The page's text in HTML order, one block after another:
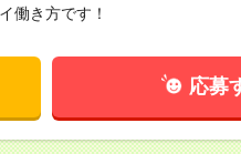
働き方です！
応募